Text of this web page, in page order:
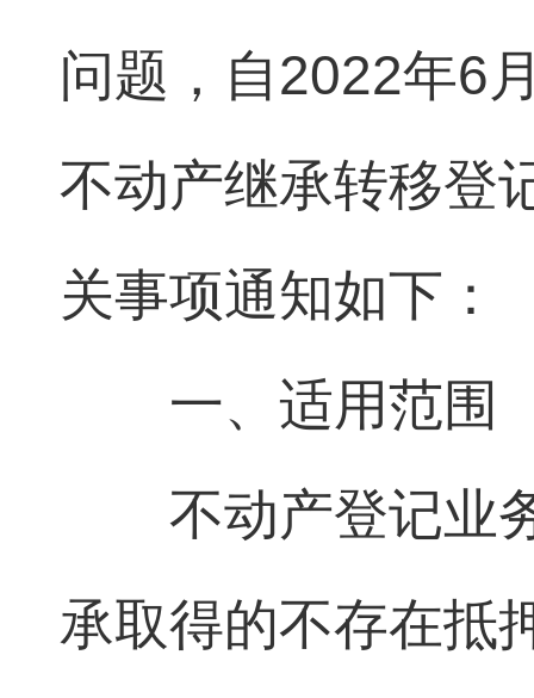
问题，自2022年6
不动产继承转移登
关事项通知如下：
一、适用范围
不动产登记业
承取得的不存在抵